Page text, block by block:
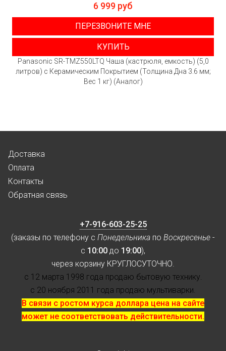
6 999 руб
ПЕРЕЗВОНИТЕ МНЕ
КУПИТЬ
Panasonic SR-TMZ550LTQ Чаша (кастрюля, емкость) (5,0
литров) с Керамическим Покрытием (Толщина Дна 3.6 мм;
Вес 1 кг) (Аналог)
Доставка
Оплата
Контакты
Обратная связь
+7-916-603-25-25
(заказы по телефону с Понедельника по Воскресенье -
с 10:00 до 19:00),
через корзину КРУГЛОСУТОЧНО.
с 12 марта 1998 года продаю бытовую технику.
с 20 ноября 2011 года продаю мультиварки.
В связи с ростом курса доллара цена на сайте
может не соответствовать действительности.